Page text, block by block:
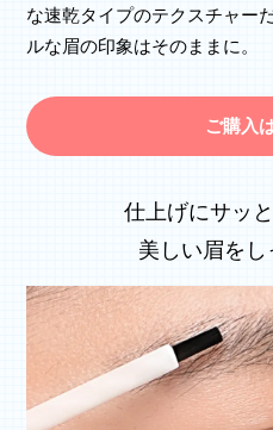
な速乾タイプのテクスチャー
ルな眉の印象はそのままに。
ご購入
仕上げにサッ
美しい眉を